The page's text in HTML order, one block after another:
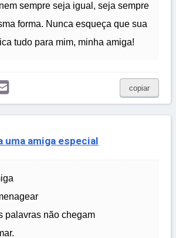
sempre seja igual, seja sempre
forma. Nunca esqueça que sua
tudo para mim, minha amiga!
copiar
uma amiga especial
palavras não chegam